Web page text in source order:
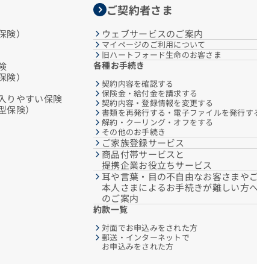
）
）
りやすい保険
保険）
ご契約者さま
ウェブサービスのご案内
マイページのご利用について
旧ハートフォード生命のお客さま
各種お手続き
契約内容を確認する
保険金・給付金を請求する
契約内容・登録情報を変更する
書類を再発行する・電子ファイルを発行す
解約・クーリング・オフをする
その他のお手続き
ご家族登録サービス
商品付帯サービスと
提携企業お役立ちサービス
耳や言葉・目の不自由なお客さまや
本人さまによるお手続きが難しい方
のご案内
約款一覧
対面でお申込みをされた方
郵送・インターネットで
お申込みをされた方